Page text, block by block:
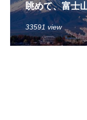
眺めて、富士
33591 view